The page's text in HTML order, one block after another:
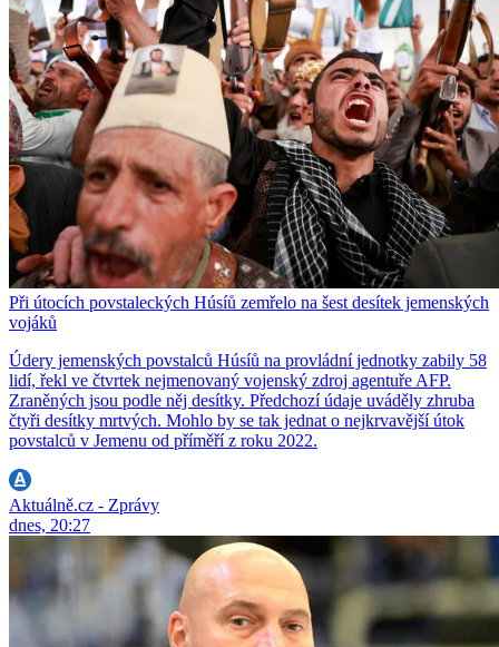
Při útocích povstaleckých Húsíů zemřelo na šest desítek jemenských
vojáků
Údery jemenských povstalců Húsíů na provládní jednotky zabily 58
lidí, řekl ve čtvrtek nejmenovaný vojenský zdroj agentuře AFP.
Zraněných jsou podle něj desítky. Předchozí údaje uváděly zhruba
čtyři desítky mrtvých. Mohlo by se tak jednat o nejkrvavější útok
povstalců v Jemenu od příměří z roku 2022.
Aktuálně.cz - Zprávy
dnes, 20:27